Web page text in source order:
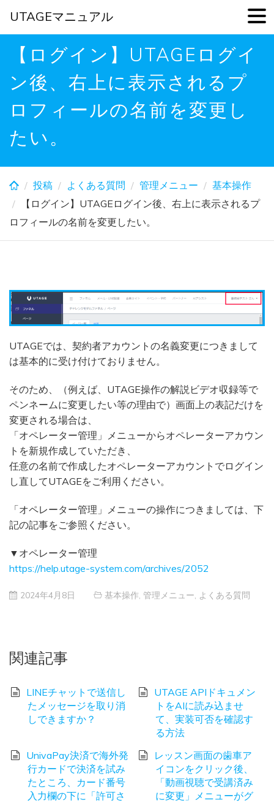
Skip
content
【ログイン】UTAGEログイ
ン後、右上に表示されるプ
ロフィールの名前を変更し
たい。
投稿 よくある質問 管理メニュー
基本操作
【ログイン】UTAGEログイン後、右上に表示されるプ
ロフィールの名前を変更したい。
UTAGEでは、契約者アカウントの名義変更につきまして
は基本的に受け付けておりません。
そのため、（例えば、UTAGE操作の解説ビデオ収録等で
ペンネームに変更したい等の理由で）画面上の表記だけを
変更される場合は、
「オペレーター管理」メニューからオペレーターアカウン
トを新規作成していただき、
任意の名前で作成したオペレーターアカウントでログイン
し直してUTAGEをご利用ください。
「オペレーター管理」メニューの操作につきましては、下
記の記事をご参照ください。
▼オペレーター管理
https://help.utage-system.com/archives/2052
2024年4月8日 基本操作 管理メニュー よくある質問
関連記事
LINEチャットで送信し
たメッセージを取り消
しできますか？
UTAGE APIドキュメン
トをAIに読み込ませ
て、実装可否を確認す
る方法
UnivaPay決済で海外発
行カードで決済を試み
たところ、カード番号
入力欄の下に「許可さ
レッスン画面の歯車ア
イコンをクリック後、
「動画視聴で受講済み
に変更」メニューがグ
UTAGEマニュアル